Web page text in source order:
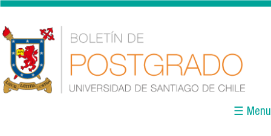
Pasar al contenido principal
☰ Menu